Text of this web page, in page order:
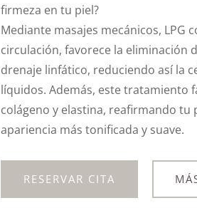
firmeza en tu piel?
Mediante masajes mecánicos, LPG
circulación, favorece la eliminación
drenaje linfático, reduciendo así la
líquidos. Además, este tratamiento
colágeno y elastina, reafirmando
apariencia más tonificada y suave.
RESERVAR CITA